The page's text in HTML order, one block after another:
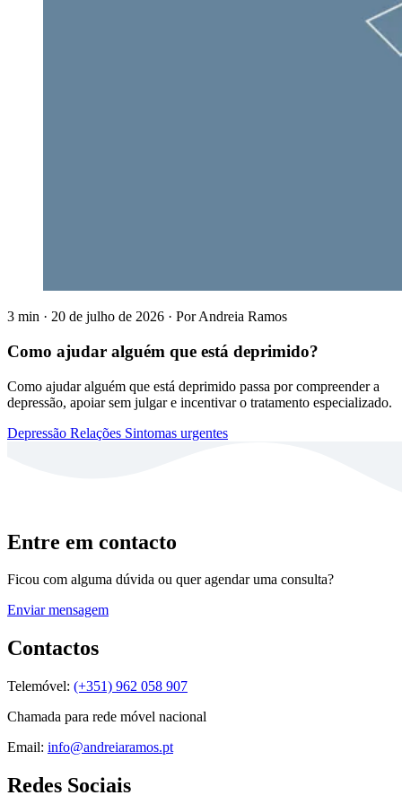
3 min · 20 de julho de 2026 · PorAndreia Ramos
Como ajudar alguém que está deprimido?
Como ajudar alguém que está deprimido passa por compreender a
depressão, apoiar sem julgar e incentivar o tratamento especializado.
Depressão Relações Sintomas urgentes
Entre em contacto
Ficou com alguma dúvida ou quer agendar uma consulta?
Enviar mensagem
Contactos
Telemóvel: (+351) 962 058 907
Chamada para rede móvel nacional
Email: info@andreiaramos.pt
Redes Sociais